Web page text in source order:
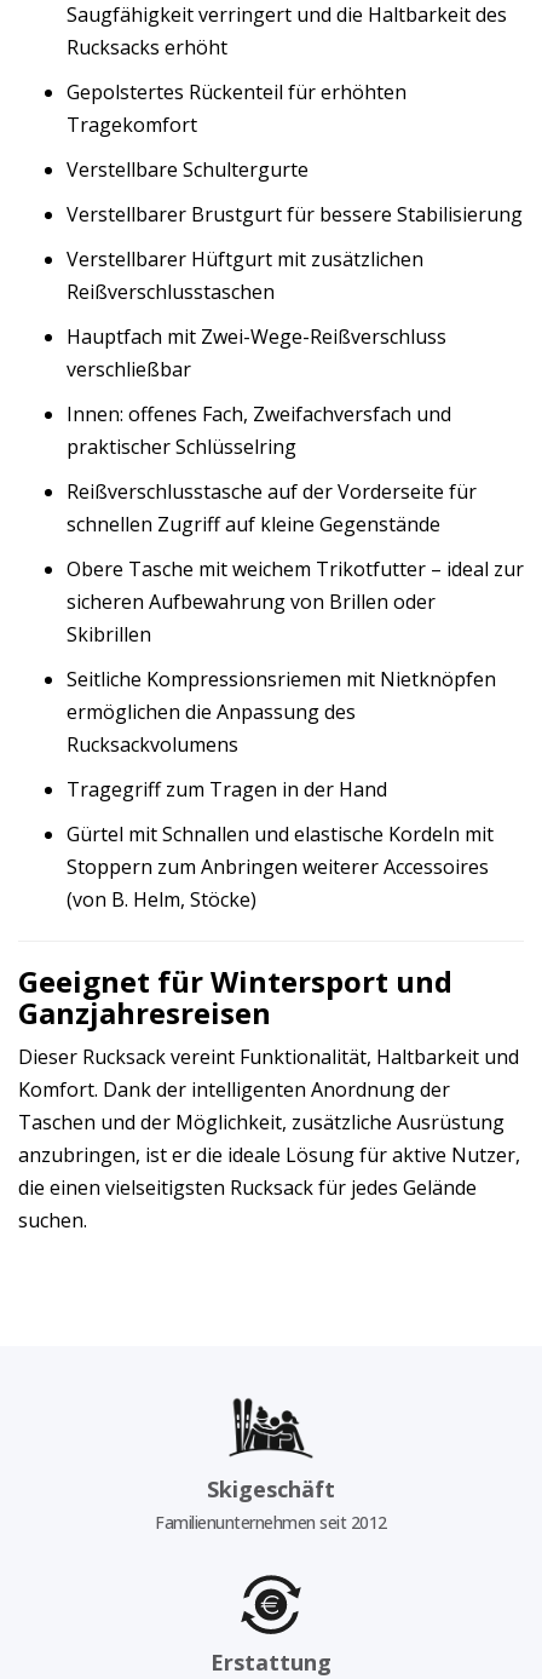
Saugfähigkeit verringert und die Haltbarkeit des
Rucksacks erhöht
Gepolstertes Rückenteil für erhöhten
Tragekomfort
Verstellbare Schultergurte
Verstellbarer Brustgurt für bessere Stabilisierung
Verstellbarer Hüftgurt mit zusätzlichen
Reißverschlusstaschen
Hauptfach mit Zwei-Wege-Reißverschluss
verschließbar
Innen: offenes Fach, Zweifachversfach und
praktischer Schlüsselring
Reißverschlusstasche auf der Vorderseite für
schnellen Zugriff auf kleine Gegenstände
Obere Tasche mit weichem Trikotfutter – ideal zur
sicheren Aufbewahrung von Brillen oder
Skibrillen
Seitliche Kompressionsriemen mit Nietknöpfen
ermöglichen die Anpassung des
Rucksackvolumens
Tragegriff zum Tragen in der Hand
Gürtel mit Schnallen und elastische Kordeln mit
Stoppern zum Anbringen weiterer Accessoires
(von B. Helm, Stöcke)
Geeignet für Wintersport und
Ganzjahresreisen
Dieser Rucksack vereint Funktionalität, Haltbarkeit und
Komfort. Dank der intelligenten Anordnung der
Taschen und der Möglichkeit, zusätzliche Ausrüstung
anzubringen, ist er die ideale Lösung für aktive Nutzer,
die einen vielseitigsten Rucksack für jedes Gelände
suchen.
Skigeschäft
Familienunternehmen seit 2012
Erstattung